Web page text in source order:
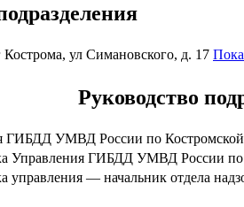
Кострома, ул Симановского, д. 17
Руководство
ГИБДД УМВД России по Костромской
Управления ГИБДД УМВД России по
управления — начальник отдела